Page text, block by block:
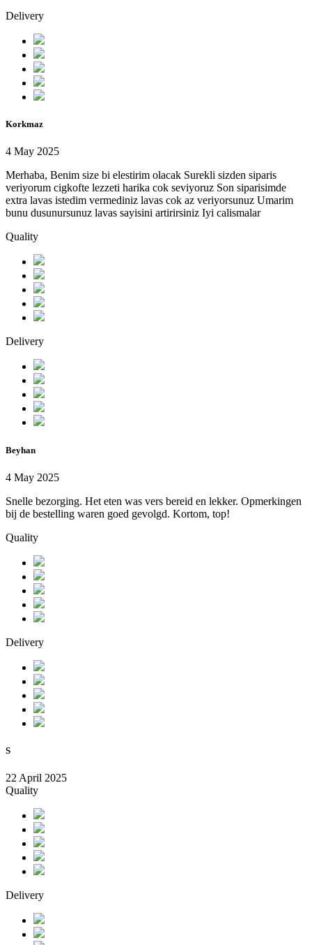
Delivery
Korkmaz
4 May 2025
Merhaba, Benim size bi elestirim olacak Surekli sizden siparis
veriyorum cigkofte lezzeti harika cok seviyoruz Son siparisimde
extra lavas istedim vermediniz lavas cok az veriyorsunuz Umarim
bunu dusunursunuz lavas sayisini artirirsiniz Iyi calismalar
Quality
Delivery
Beyhan
4 May 2025
Snelle bezorging. Het eten was vers bereid en lekker. Opmerkingen
bij de bestelling waren goed gevolgd. Kortom, top!
Quality
Delivery
S
22 April 2025
Quality
Delivery